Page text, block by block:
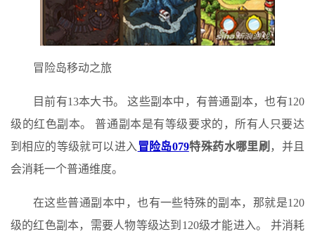
冒险岛移动之旅
目前有13本大书。 这些副本中，有普通副本，也有120
级的红色副本。 普通副本是有等级要求的，所有人只要达
到相应的等级就可以进入 冒险岛079特殊药水哪里刷 ，并且
会消耗一个普通维度。
在这些普通副本中，也有一些特殊的副本，那就是120
级的红色副本，需要人物等级达到120级才能进入。 并消耗